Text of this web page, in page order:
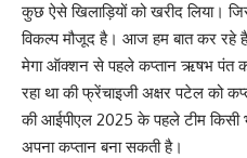
कुछ ऐसे खिलाड़ियों को खरीद लिया।
विकल्प मौजूद है। आज हम बात कर रहे
मेगा ऑक्शन से पहले कप्तान ऋषभ पंत को
रहा था की फ्रेंचाइजी अक्षर पटेल को
की आईपीएल 2025 के पहले टीम किसी
अपना कप्तान बना सकती है।